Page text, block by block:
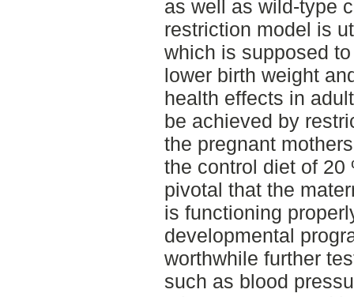
as well as wild-type
restriction model is
which is supposed
lower birth weight
health effects in
be achieved by
the pregnant
the control diet of 20
pivotal that the
is functioning
developmental
worthwhile further
such as blood